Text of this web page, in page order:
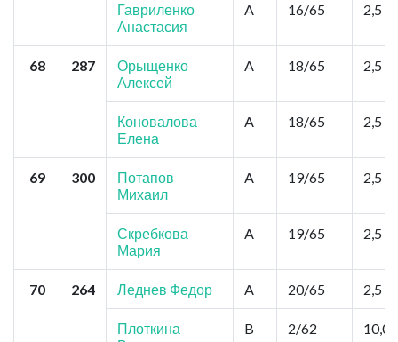
Гавриленко
Анастасия
A 16/65 2,5
68 287
Орыщенко
Алексей
A 18/65 2,5
Коновалова
Елена
A 18/65 2,5
69 300
Потапов
Михаил
A 19/65 2,5
Скребкова
Мария
A 19/65 2,5
70 264 Леднев Федор A 20/65 2,5
Плоткина
B 2/62 10,0